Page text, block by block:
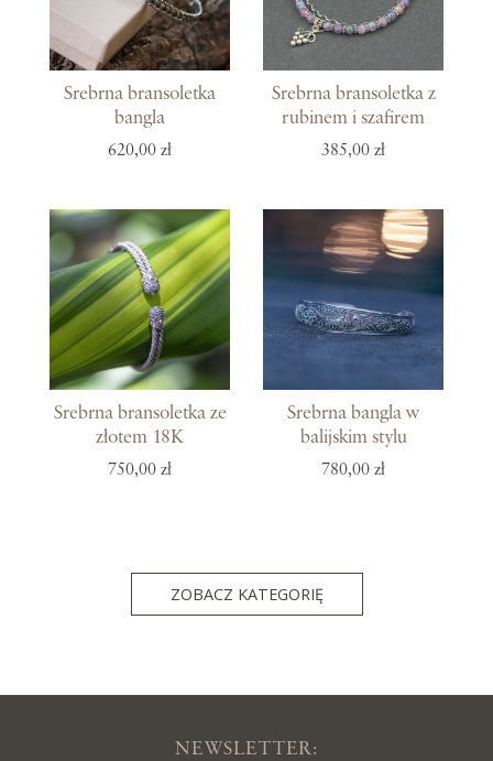
Srebrna bransoletka
bangla
620,00 zł
Srebrna bransoletka z
rubinem i szafirem
385,00 zł
Srebrna bransoletka ze
złotem 18K
750,00 zł
Srebrna bangla w
balijskim stylu
780,00 zł
ZOBACZ KATEGORIĘ
NEWSLETTER: